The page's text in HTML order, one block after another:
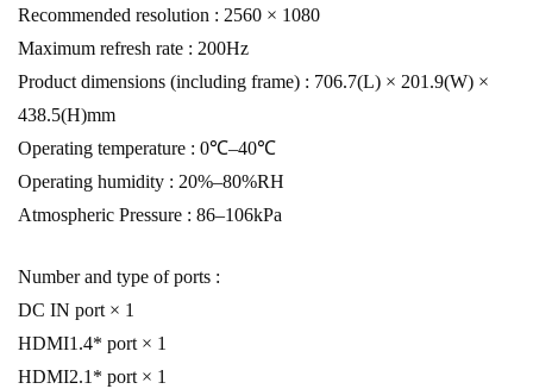
Recommended resolution : 2560 × 1080
Maximum refresh rate : 200Hz
Product dimensions (including frame) : 706.7(L) × 201.9(W) ×
438.5(H)mm
Operating temperature : 0℃–40℃
Operating humidity : 20%–80%RH
Atmospheric Pressure : 86–106kPa
Number and type of ports :
DC IN port × 1
HDMI1.4* port × 1
HDMI2.1* port × 1